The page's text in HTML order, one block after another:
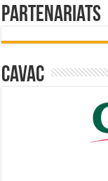
Partenariats
Cavac